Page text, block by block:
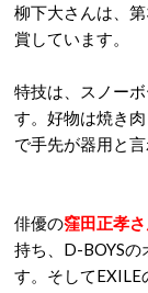
柳下大さんは、
賞しています。
特技は、スノー
す。好物は焼き
で手先が器用と言
俳優の窪田正孝
持ち、D-BOYSの
す。そしてEXILE